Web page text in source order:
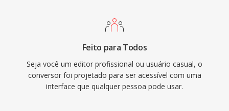
gravações de vigilância é fluxos de trabalho de
Feito para Todos
Seja você um editor profissional ou usuário casual, o
conversor foi projetado para ser acessível com uma
interface que qualquer pessoa pode usar.